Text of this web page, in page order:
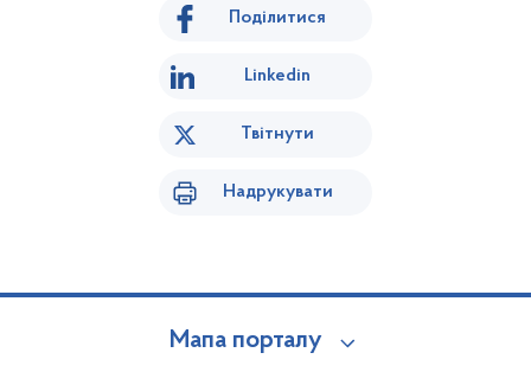
Поділитися
Linkedin
Твітнути
Надрукувати
Мапа порталу